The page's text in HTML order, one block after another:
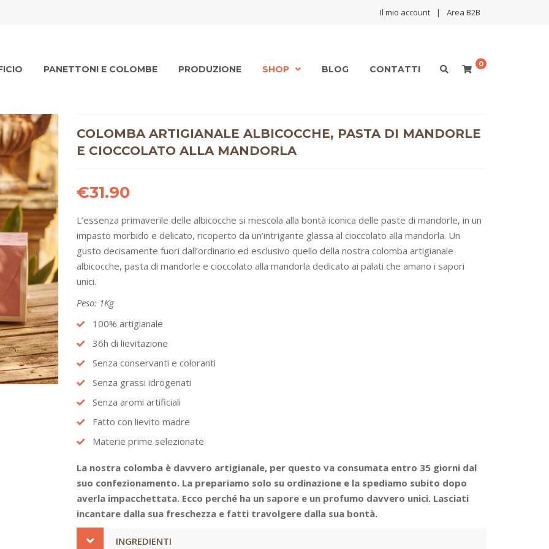
Il mio account Area B2B
PANETTONI E COLOMBE PRODUZIONE SHOP BLOG CONTATTI 0
COLOMBA ARTIGIANALE ALBICOCCHE, PASTA DI MANDORLE
E CIOCCOLATO ALLA MANDORLA
€31.90
L’essenza primaverile delle albicocche si mescola alla bontà iconica delle paste di mandorle, in un
impasto morbido e delicato, ricoperto da un’intrigante glassa al cioccolato alla mandorla. Un
gusto decisamente fuori dall’ordinario ed esclusivo quello della nostra colomba artigianale
albicocche, pasta di mandorle e cioccolato alla mandorla dedicato ai palati che amano i sapori
unici.
Peso: 1Kg
100% artigianale
36h di lievitazione
Senza conservanti e coloranti
Senza grassi idrogenati
Senza aromi artificiali
Fatto con lievito madre
Materie prime selezionate
La nostra colomba è davvero artigianale, per questo va consumata entro 35 giorni dal
suo confezionamento. La prepariamo solo su ordinazione e la spediamo subito dopo
averla impacchettata. Ecco perché ha un sapore e un profumo davvero unici. Lasciati
incantare dalla sua freschezza e fatti travolgere dalla sua bontà.
INGREDIENTI